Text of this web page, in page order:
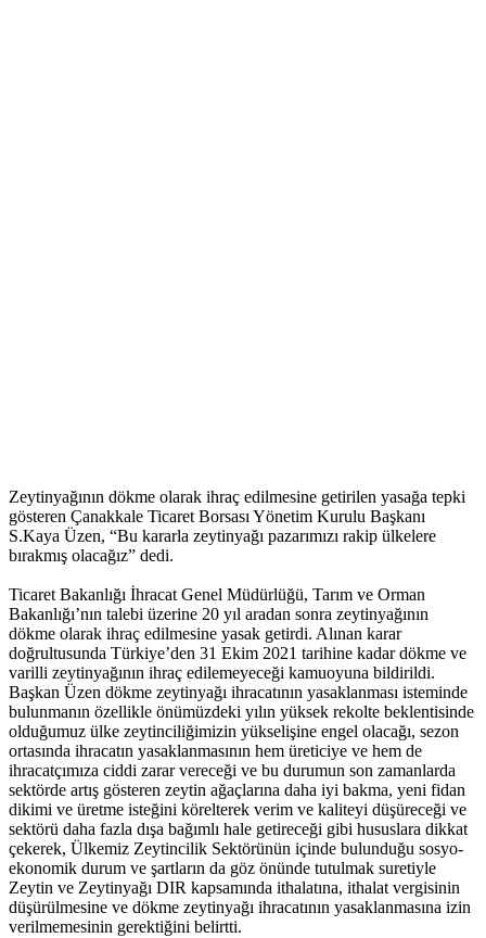
Zeytinyağının dökme olarak ihraç edilmesine getirilen yasağa tepki
gösteren Çanakkale Ticaret Borsası Yönetim Kurulu Başkanı
S.Kaya Üzen, “Bu kararla zeytinyağı pazarımızı rakip ülkelere
bırakmış olacağız” dedi.
Ticaret Bakanlığı İhracat Genel Müdürlüğü, Tarım ve Orman
Bakanlığı’nın talebi üzerine 20 yıl aradan sonra zeytinyağının
dökme olarak ihraç edilmesine yasak getirdi. Alınan karar
doğrultusunda Türkiye’den 31 Ekim 2021 tarihine kadar dökme ve
varilli zeytinyağının ihraç edilemeyeceği kamuoyuna bildirildi.
Başkan Üzen dökme zeytinyağı ihracatının yasaklanması isteminde
bulunmanın özellikle önümüzdeki yılın yüksek rekolte beklentisinde
olduğumuz ülke zeytinciliğimizin yükselişine engel olacağı, sezon
ortasında ihracatın yasaklanmasının hem üreticiye ve hem de
ihracatçımıza ciddi zarar vereceği ve bu durumun son zamanlarda
sektörde artış gösteren zeytin ağaçlarına daha iyi bakma, yeni fidan
dikimi ve üretme isteğini körelterek verim ve kaliteyi düşüreceği ve
sektörü daha fazla dışa bağımlı hale getireceği gibi hususlara dikkat
çekerek, Ülkemiz Zeytincilik Sektörünün içinde bulunduğu sosyo-
ekonomik durum ve şartların da göz önünde tutulmak suretiyle
Zeytin ve Zeytinyağı DIR kapsamında ithalatına, ithalat vergisinin
düşürülmesine ve dökme zeytinyağı ihracatının yasaklanmasına izin
verilmemesinin gerektiğini belirtti.